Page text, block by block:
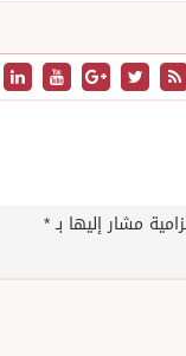
مشار إليها بـ*